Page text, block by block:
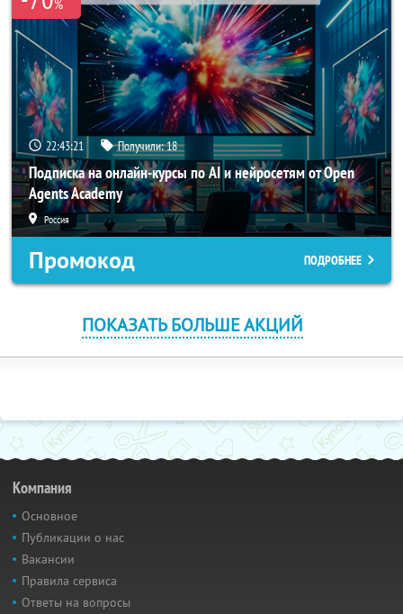
%
22:43:20 Получили:18
Подписка на онлайн-курсы по AI и нейросетям от Open
Agents Academy
Россия
Промокод ПОДРОБНЕЕ
ПОКАЗАТЬ БОЛЬШЕ АКЦИЙ
Компания
Основное
Публикации о нас
Вакансии
Правила сервиса
Ответы на вопросы